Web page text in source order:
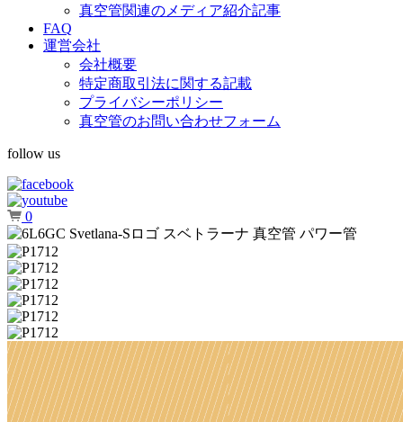
真空管関連のメディア紹介記事
FAQ
運営会社
会社概要
特定商取引法に関する記載
プライバシーポリシー
真空管のお問い合わせフォーム
follow us
0